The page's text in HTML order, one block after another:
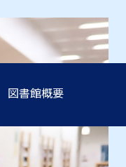
図書館概要